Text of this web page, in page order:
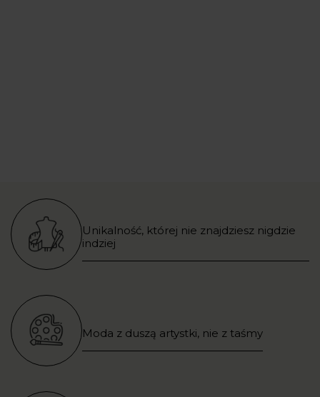
Unikalność, której nie znajdziesz nigdzie
indziej
Moda z duszą artystki, nie z taśmy